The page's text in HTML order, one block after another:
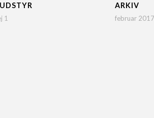
1
ARKIV
februar 2017